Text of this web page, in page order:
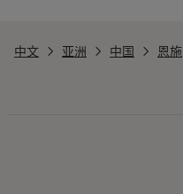
中文 亚洲 中国 恩施